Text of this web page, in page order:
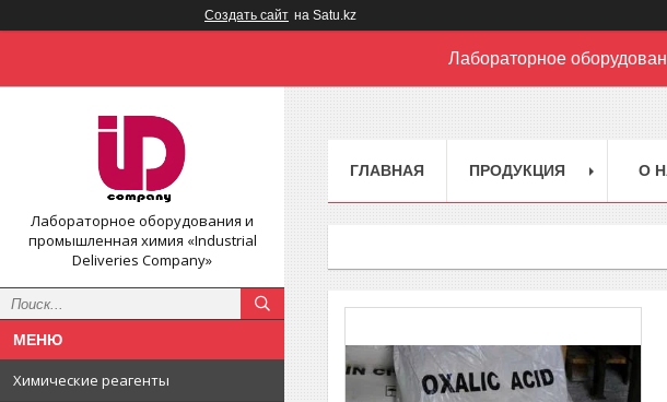
Создать сайт на Satu.kz
Лабораторное
Лабораторное оборудования и
промышленная химия «Industrial
Deliveries Company»
Химические реагенты
ГЛАВНАЯ ПРОДУКЦИЯ О